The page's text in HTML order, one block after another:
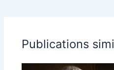
Publications